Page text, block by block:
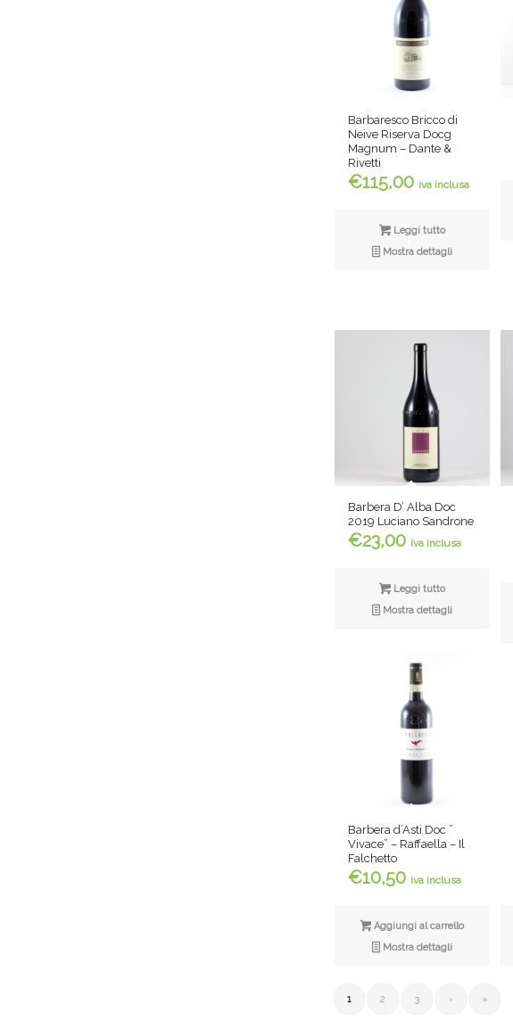
Barbaresco Bricco di
Neive Riserva Docg
Magnum – Dante &
Rivetti
€115,00 iva inclusa
Leggi tutto
Mostra dettagli
Barbera D’ Alba Doc
2019 Luciano Sandrone
€23,00 iva inclusa
Leggi tutto
Mostra dettagli
Barbera d’Asti Doc ”
Vivace” – Raffaella – Il
Falchetto
€10,50 iva inclusa
Aggiungi al carrello
Mostra dettagli
1 2 3 › »